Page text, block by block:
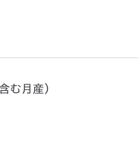
む月産）